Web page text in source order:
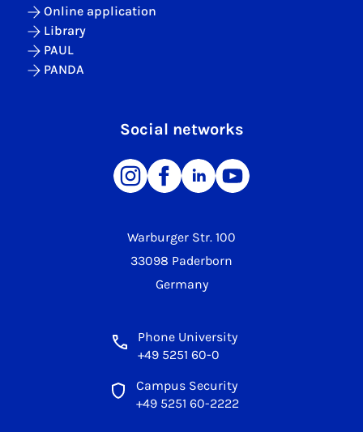
Warburger Str. 100
33098 Paderborn
Germany
Phone University
+49 5251 60-0
Campus Security
+49 5251 60-2222
Online application
Library
PAUL
PANDA
Social networks